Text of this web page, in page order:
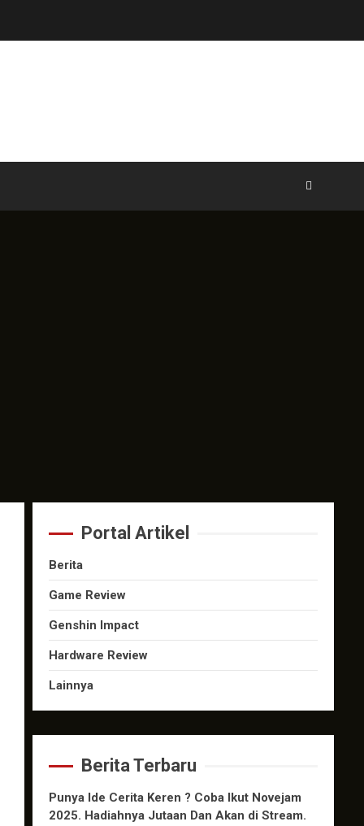
Portal Artikel
Berita
Game Review
Genshin Impact
Hardware Review
Lainnya
Berita Terbaru
Punya Ide Cerita Keren ? Coba Ikut Novejam
2025. Hadiahnya Jutaan Dan Akan di Stream.